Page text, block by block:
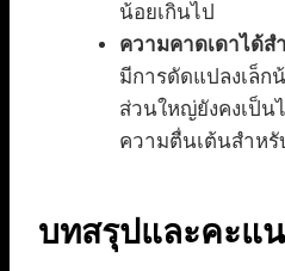
น้อยเกินไป
ความคาดเดาได้
มีการดัดแปลงเล็
ส่วนใหญ่ยังคงเป็
ความตื่นเต้นสำห
บทสรุปและคะแ